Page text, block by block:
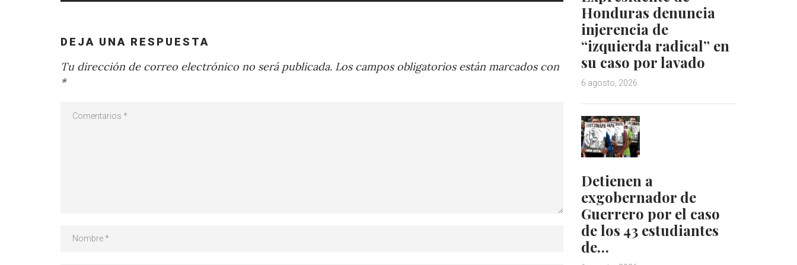
DEJA UNA RESPUESTA
Tu dirección de correo electrónico no será publicada. Los campos obligatorios están marcados con
*
Honduras denuncia
injerencia de
“izquierda radical” en
su caso por lavado
6 agosto, 2026
Detienen a
exgobernador de
Guerrero por el caso
de los 43 estudiantes
de…